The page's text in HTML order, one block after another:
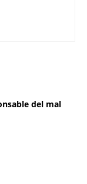
del mal